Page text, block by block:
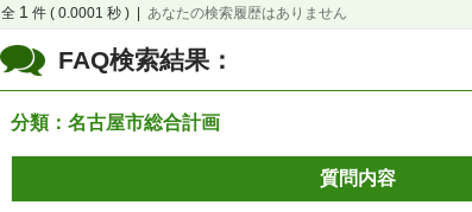
FAQ検索結果：
分類：名古屋市総合計画
全 1 件 ( 0.0001 秒 ) あなたの検索履歴はありません
質問内容